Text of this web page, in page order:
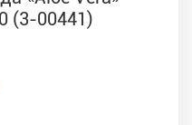
(3-00441)